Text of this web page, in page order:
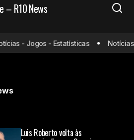
– R10 News
Tcheca x África do Sul:
onde assistir, horário e
– 18/06
- Jogos - Estatísticas Notícias -
Luis Roberto volta às